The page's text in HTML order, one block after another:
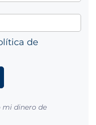
de
mi dinero de